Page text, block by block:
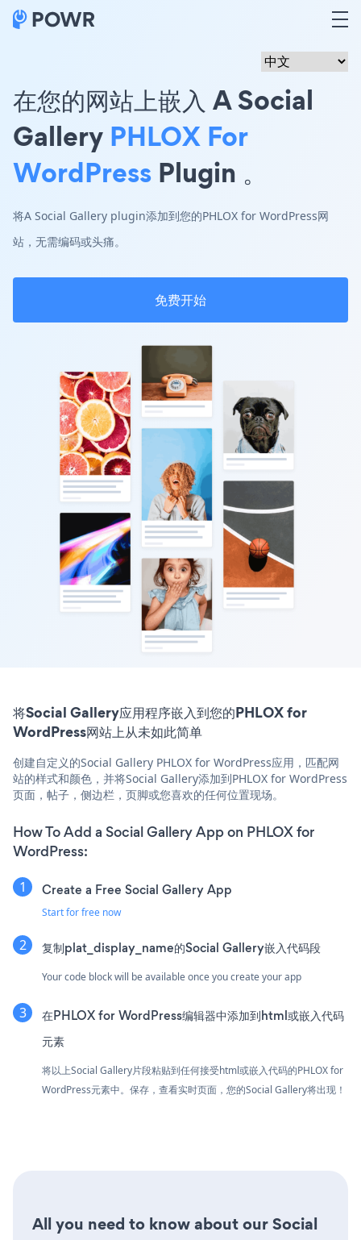
在您的网站上嵌入 A Social
Gallery PHLOX For
WordPress Plugin 。
将A Social Gallery plugin添加到您的PHLOX for WordPress网
站，无需编码或头痛。
免费开始
将Social Gallery应用程序嵌入到您的PHLOX for
WordPress网站上从未如此简单
创建自定义的Social Gallery PHLOX for WordPress应用，匹配网
站的样式和颜色，并将Social Gallery添加到PHLOX for WordPress
页面，帖子，侧边栏，页脚或您喜欢的任何位置现场。
How To Add a Social Gallery App on PHLOX for
WordPress:
Create a Free Social Gallery App
Start for free now
复制plat_display_name的Social Gallery嵌入代码段
Your code block will be available once you create your app
在PHLOX for WordPress编辑器中添加到html或嵌入代码
元素
将以上Social Gallery片段粘贴到任何接受html或嵌入代码的PHLOX for
WordPress元素中。保存，查看实时页面，您的Social Gallery将出现！
All you need to know about our Social